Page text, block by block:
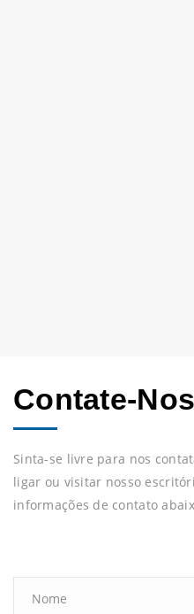
Contate-Nos
Sinta-se livre para nos
ligar ou visitar nosso
informações de contato